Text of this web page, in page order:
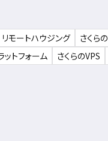
リモートハウジング さくら
ットフォーム さくらのVPS